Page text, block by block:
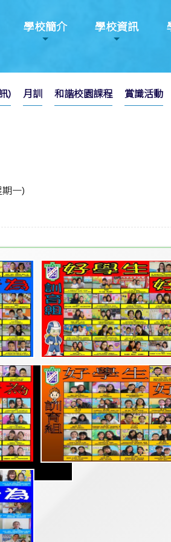
學校簡介 學校資訊
) 月訓 和諧校園課程 賞識活動
一)